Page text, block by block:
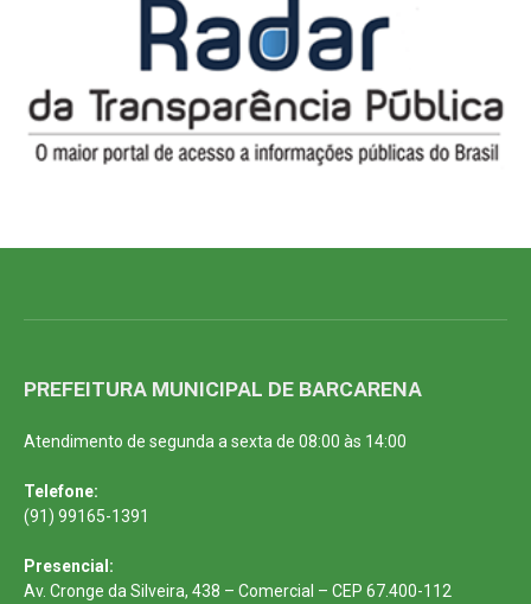
PREFEITURA MUNICIPAL DE BARCARENA
Atendimento de segunda a sexta de 08:00 às 14:00
Telefone:
(91) 99165-1391
Presencial:
Av. Cronge da Silveira, 438 – Comercial – CEP 67.400-112